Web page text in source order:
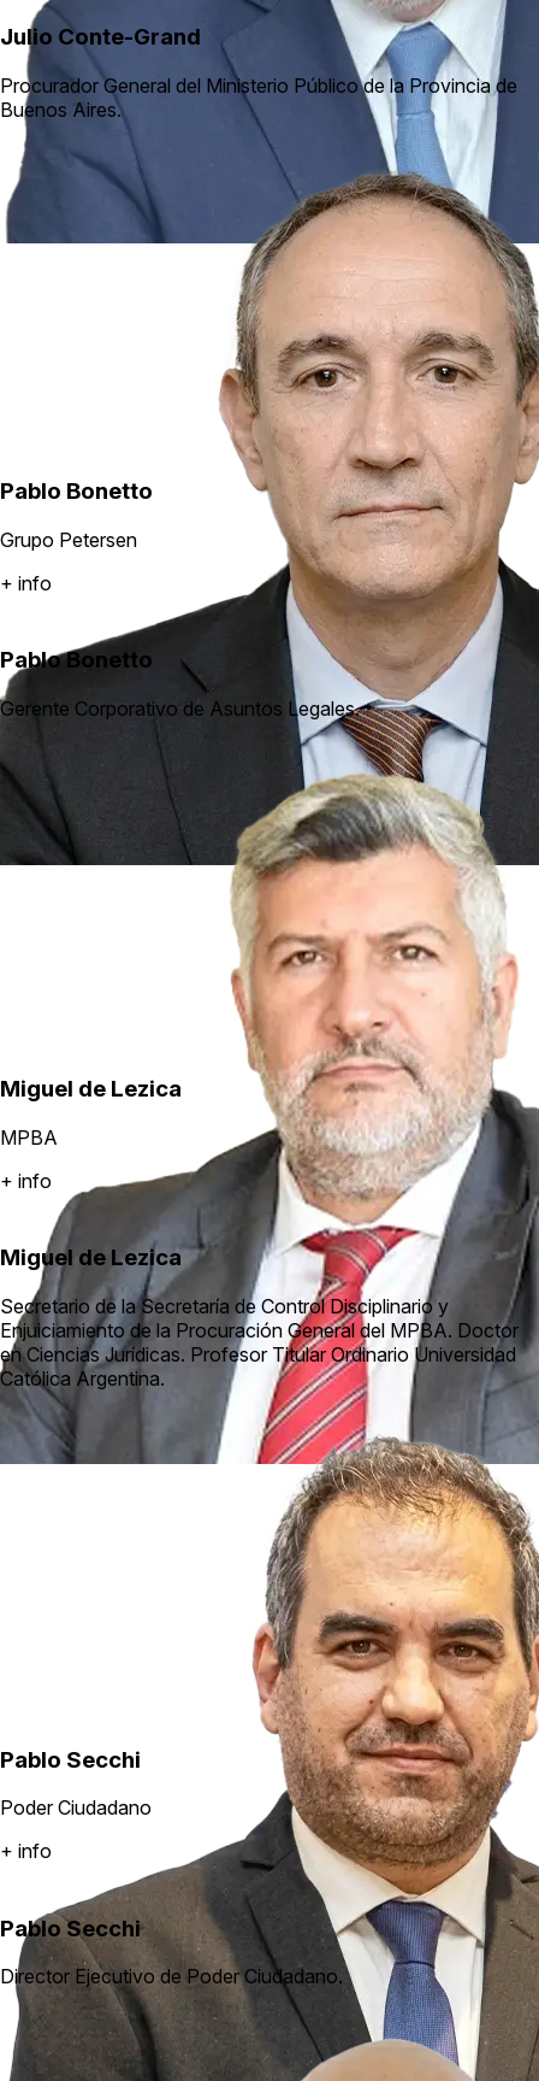
Julio Conte-Grand
Procurador General del Ministerio Público de la Provincia de
Buenos Aires.
Pablo Bonetto
Grupo Petersen
+ info
Pablo Bonetto
Gerente Corporativo de Asuntos Legales.
Miguel de Lezica
MPBA
+ info
Miguel de Lezica
Secretario de la Secretaría de Control Disciplinario y
Enjuiciamiento de la Procuración General del MPBA. Doctor
en Ciencias Jurídicas. Profesor Titular Ordinario Universidad
Católica Argentina.
Pablo Secchi
Poder Ciudadano
+ info
Pablo Secchi
Director Ejecutivo de Poder Ciudadano.